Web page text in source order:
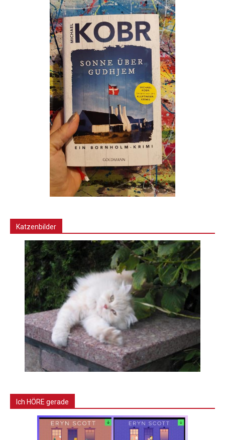
Katzenbilder
Ich HÖRE gerade